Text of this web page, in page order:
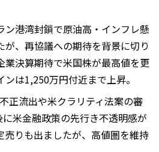
ン港湾封鎖で原油高・インフレ懸
が、再協議への期待を背景に切り
業決算期待で米国株が最高値を更
は1,250万円付近まで上昇。
正流出や米クラリティ法案の審
米金融政策の先行き不透明感が
売りも出ましたが、高値圏を維持